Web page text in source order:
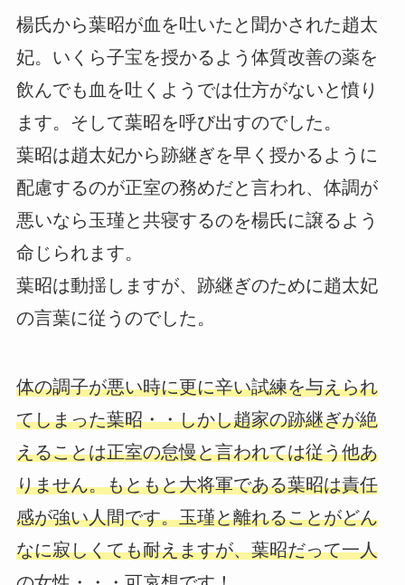
楊氏から葉昭が血を吐いたと聞かされた趙太
妃。いくら子宝を授かるよう体質改善の薬を
飲んでも血を吐くようでは仕方がないと憤り
ます。そして葉昭を呼び出すのでした。
葉昭は趙太妃から跡継ぎを早く授かるように
配慮するのが正室の務めだと言われ、体調が
悪いなら玉瑾と共寝するのを楊氏に譲るよう
命じられます。
葉昭は動揺しますが、跡継ぎのために趙太妃
の言葉に従うのでした。
体の調子が悪い時に更に辛い試練を与えられ
てしまった葉昭・・しかし趙家の跡継ぎが絶
えることは正室の怠慢と言われては従う他あ
りません。もともと大将軍である葉昭は責任
感が強い人間です。玉瑾と離れることがどん
なに寂しくても耐えますが、葉昭だって一人